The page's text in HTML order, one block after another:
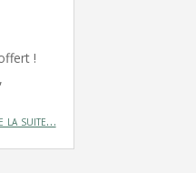
!
la suite…